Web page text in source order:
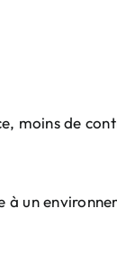
moins de
à un